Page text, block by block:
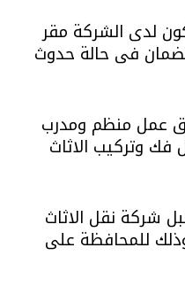
لدى الشركة مقر
فى حالة حدوث
عمل منظم ومدرب
وتركيب الاثاث
شركة نقل الاثاث
للمحافظة على